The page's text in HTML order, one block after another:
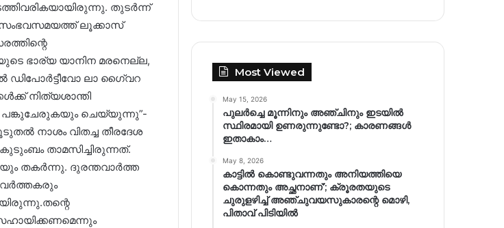
തുടർന്ന്
സംഭവസമയത്ത് ലൂക്കാസ്
ഭാര്യ യാനിന മരനെല്ല,
ലാ ഗൈ്വറ
നിത്യശാന്തി
പങ്കുചേരുകയും ചെയ്യുന്നു”-
നാശം വിതച്ച തീരദേശ
താമസിച്ചിരുന്നത്.
തകർന്നു. ദുരന്തവാർത്ത
Most Viewed
May 15, 2026
പുലർച്ചെ മൂന്നിനും അഞ്ചിനും ഇടയിൽ
സ്ഥിരമായി ഉണരുന്നുണ്ടോ?; കാരണങ്ങള്‍
ഇതാകാം…
May 8, 2026
കാട്ടിൽ കൊണ്ടുവന്നതും അനിയത്തിയെ
കൊന്നതും അച്ഛനാണ്’; ക്രൂരതയുടെ
ചുരുളഴിച്ച് അഞ്ചുവയസുകാരന്റെ മൊഴി,
പിതാവ് പിടിയിൽ